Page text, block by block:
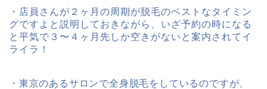
・店員さんが２ヶ月の周期が脱毛のベストなタイミン
グですよと説明しておきながら、いざ予約の時になる
と平気で３〜４ヶ月先しか空きがないと案内されてイ
ライラ！
・東京のあるサロンで全身脱毛をしているのですが、